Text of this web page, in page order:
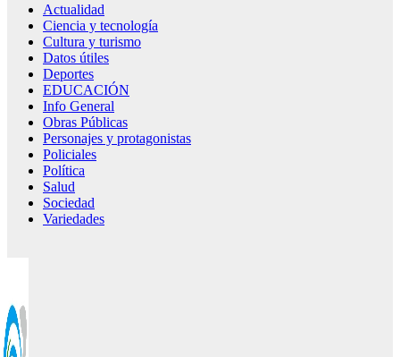
Actualidad
Ciencia y tecnología
Cultura y turismo
Datos útiles
Deportes
EDUCACIÓN
Info General
Obras Públicas
Personajes y protagonistas
Policiales
Política
Salud
Sociedad
Variedades